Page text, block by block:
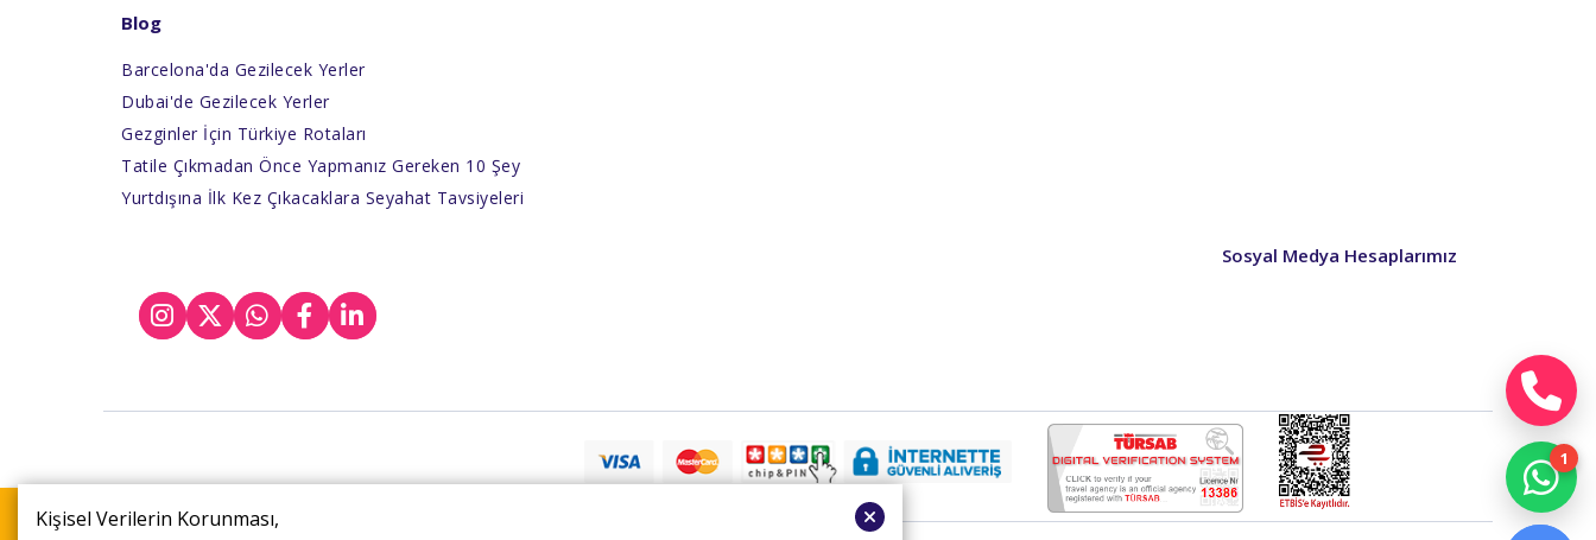
Blog
Barcelona'da Gezilecek Yerler
Dubai'de Gezilecek Yerler
Gezginler İçin Türkiye Rotaları
Tatile Çıkmadan Önce Yapmanız Gereken 10 Şey
Yurtdışına İlk Kez Çıkacaklara Seyahat Tavsiyeleri
Sosyal Medya Hesaplarımız
Kişisel Verilerin Korunması,
Şuan bu turu 15 kişi inceliyor